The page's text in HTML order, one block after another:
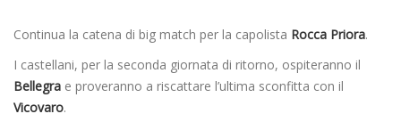
Continua la catena di big match per la capolista Rocca Priora.
I castellani, per la seconda giornata di ritorno, ospiteranno il
Bellegra e proveranno a riscattare l’ultima sconfitta con il
Vicovaro.